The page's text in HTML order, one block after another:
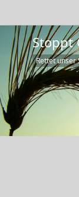
Stoppt
Rettet unser